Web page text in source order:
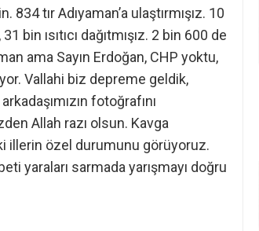
tır Adıyaman’a ulaştırmışız. 10
ısıtıcı dağıtmışız. 2 bin 600 de
ama Sayın Erdoğan, CHP yoktu,
Vallahi biz depreme geldik,
fotoğrafını
Allah razı olsun. Kavga
illerin özel durumunu görüyoruz.
yaraları sarmada yarışmayı doğru